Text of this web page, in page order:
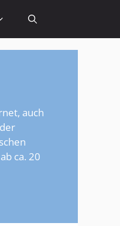
auch
ca. 20